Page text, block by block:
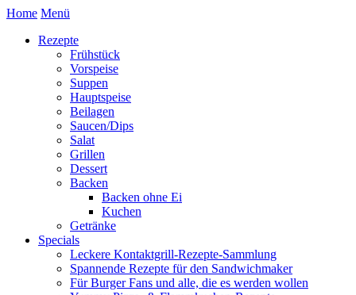
Home Menü
Rezepte
Frühstück
Vorspeise
Suppen
Hauptspeise
Beilagen
Saucen/Dips
Salat
Grillen
Dessert
Backen
Backen ohne Ei
Kuchen
Getränke
Specials
Leckere Kontaktgrill-Rezepte-Sammlung
Spannende Rezepte für den Sandwichmaker
Für Burger Fans und alle, die es werden wollen